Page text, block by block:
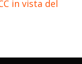
in vista del